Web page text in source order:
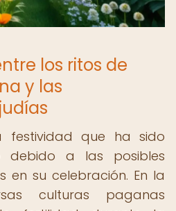
los ritos de
y las
festividad que ha sido
debido a las posibles
en su celebración. En la
culturas paganas